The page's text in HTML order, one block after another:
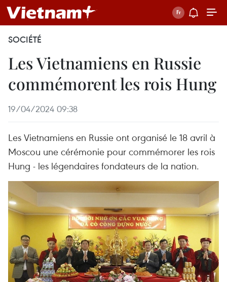
SOCIÉTÉ
Les Vietnamiens en Russie
commémorent les rois Hung
19/04/2024 09:38
Les Vietnamiens en Russie ont organisé le 18 avril à
Moscou une cérémonie pour commémorer les rois
Hung - les légendaires fondateurs de la nation.